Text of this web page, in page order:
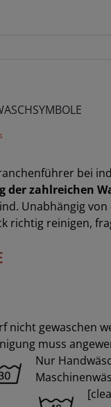
bei
der zahlreichen
Unabhängig
richtig reinigen,
nicht gewaschen
muss
Nur